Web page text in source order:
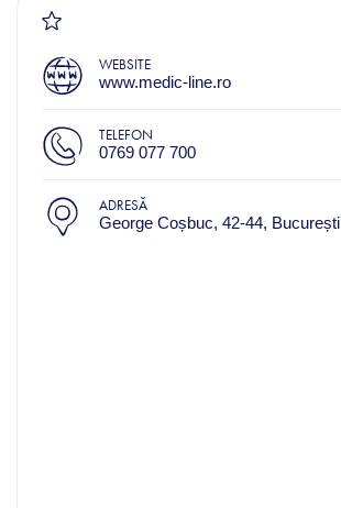
WEBSITE
www.medic-line.ro
TELEFON
0769 077 700
ADRESĂ
George Coșbuc, 42-44, București